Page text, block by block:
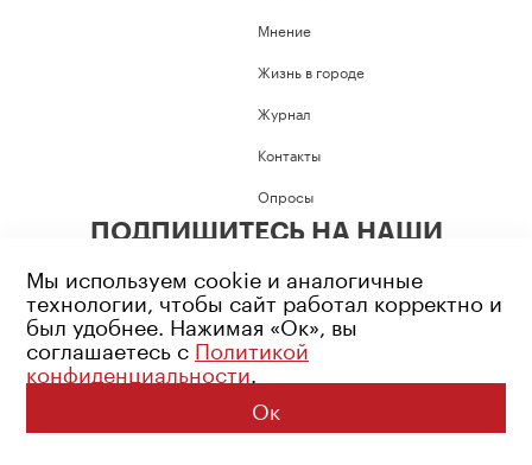
Мнение
Жизнь в городе
Журнал
Контакты
Опросы
ПОДПИШИТЕСЬ НА НАШИ
Возрастное ограничение: 16+
Политика конфиденциальности
© 2026 Все права защищены
Мы используем cookie и аналогичные
технологии, чтобы сайт работал корректно и
был удобнее. Нажимая «Ок», вы
соглашаетесь с Политикой
конфиденциальности.
Ок